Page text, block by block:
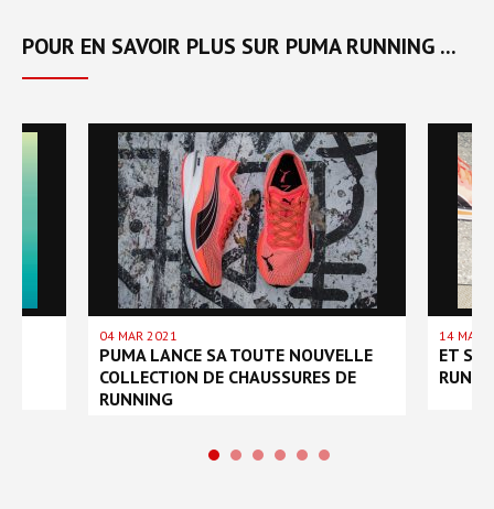
POUR EN SAVOIR PLUS SUR PUMA RUNNING ...
04 MAR 2021
PUMA LANCE SA TOUTE NOUVELLE
COLLECTION DE CHAUSSURES DE
RUNNING
14 MAI
ET SI